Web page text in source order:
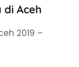
Aceh
2019 –